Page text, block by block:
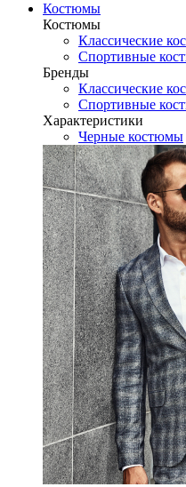
Костюмы
Костюмы
Классические
Спортивные
Бренды
Классические
Спортивные
Характеристики
Черные костюмы